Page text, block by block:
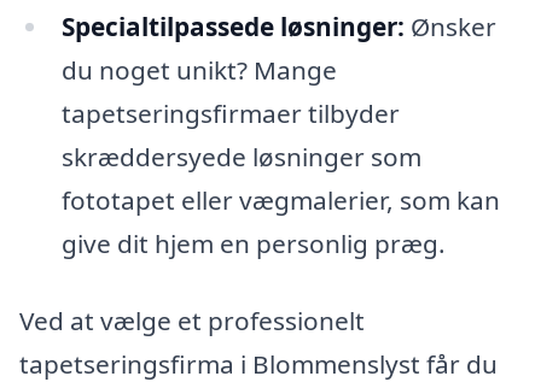
Specialtilpassede løsninger: Ønsker
du noget unikt? Mange
tapetseringsfirmaer tilbyder
skræddersyede løsninger som
fototapet eller vægmalerier, som kan
give dit hjem en personlig præg.
Ved at vælge et professionelt
tapetseringsfirma i Blommenslyst får du